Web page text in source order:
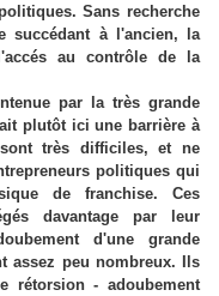
Sans recherche
succédant à l'ancien, la
au contrôle de la
par la très grande
plutôt ici une barrière à
très difficiles, et ne
politiques qui
de franchise. Ces
davantage par leur
d'une grande
assez peu nombreux. Ils
rétorsion - adoubement